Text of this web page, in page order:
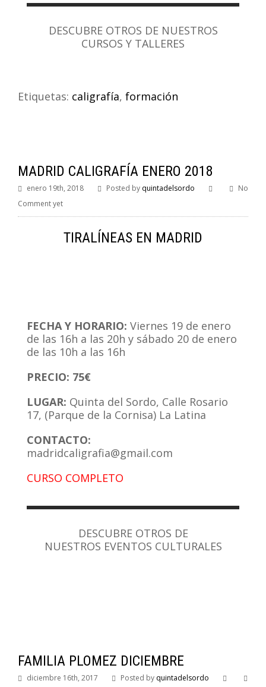
DESCUBRE OTROS DE NUESTROS
CURSOS Y TALLERES
Etiquetas: caligrafía, formación
MADRID CALIGRAFÍA ENERO 2018
enero 19th, 2018 Posted by quintadelsordo
No
Comment yet
TIRALÍNEAS EN MADRID
FECHA Y HORARIO: Viernes 19 de enero
de las 16h a las 20h y sábado 20 de enero
de las 10h a las 16h
PRECIO: 75€
LUGAR: Quinta del Sordo, Calle Rosario
17, (Parque de la Cornisa) La Latina
CONTACTO:
madridcaligrafia@gmail.com
CURSO COMPLETO
DESCUBRE OTROS DE
NUESTROS EVENTOS CULTURALES
FAMILIA PLOMEZ DICIEMBRE
diciembre 16th, 2017 Posted by quintadelsordo